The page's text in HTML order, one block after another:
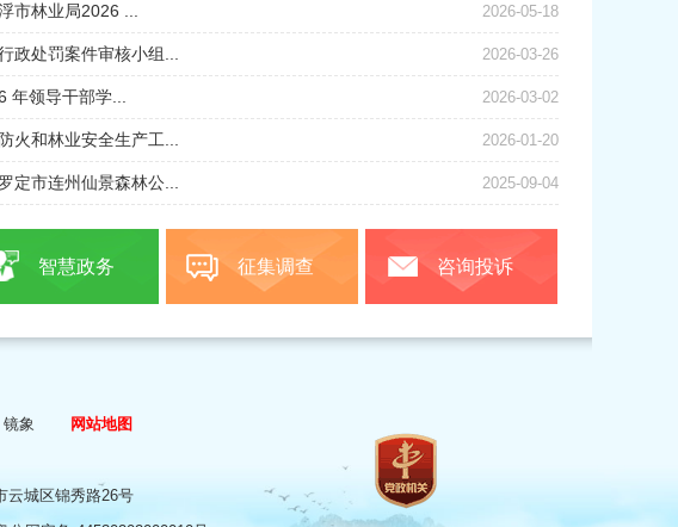
2026-05-18
市林业局2026 ...
2026-03-26
政处罚案件审核小组...
2026-03-02
年领导干部学...
2026-01-20
火和林业安全生产工...
2025-09-04
定市连州仙景森林公...
智慧政务 征集调查 咨询投诉
、镜象
网站地图
云城区锦秀路26号